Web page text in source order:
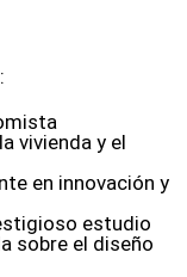
vivienda y el
en innovación y
estudio
sobre el diseño